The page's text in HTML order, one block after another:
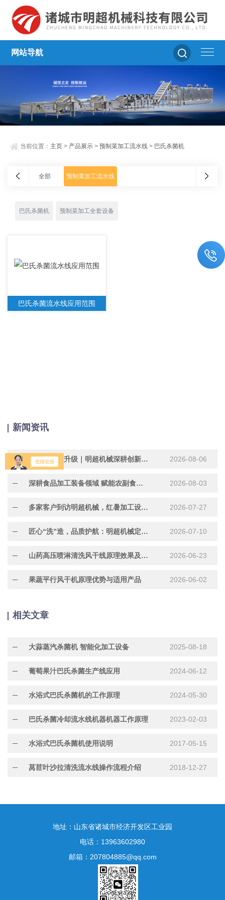
网站导航
当前位置： 主页 > 产品展示 >预制菜加工流水线 > 巴氏杀菌机
全部 预制菜加工流水线
巴氏杀菌机 预制菜加工全套设备
巴氏杀菌流水线应用范围
新闻资讯
技术迭代再升级｜明超机械深耕创新研发，助力行业提质增效 2026-08-06
深耕食品加工装备领域 赋能农副食品产业提质增效 2026-08-03
多家客户到访明超机械，红暑加工设备现场试机洽谈合作 2026-07-27
匠心“洗”造，品质护航：明超机械定制化304不锈钢水果清洗机正在加紧赶制中 2026-07-10
山药高压喷淋清洗风干线原理效果及适用产品 2026-06-23
果蔬平行风干机原理优势与适用产品 2026-06-02
相关文章
大蒜蒸汽杀菌机 智能化加工设备 2025-08-18
葡萄果汁巴氏杀菌生产线应用 2024-06-12
水浴式巴氏杀菌机的工作原理 2024-05-30
巴氏杀菌冷却流水线机器机器工作原理 2023-02-03
水浴式巴氏杀菌机使用说明 2017-05-15
莴苣叶沙拉清洗流水线操作流程介绍 2018-12-27
地址：山东省诸城市经济开发区工业园
电话：13963602980
邮箱：207804885@qq.com